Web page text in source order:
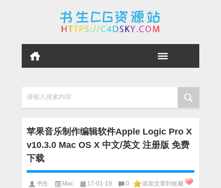
请输入搜索内容
苹果音乐制作编辑软件Apple Logic Pro X
v10.3.0 Mac OS X 中文/英文 注册版 免费
下载
书生 Mac 17-01-19 0
添加文章到收藏